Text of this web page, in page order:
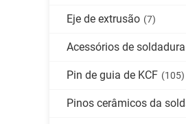
Eje de extrusão (7)
Acessórios de
Pin de guia de KCF (105)
Pinos cerâmicos da